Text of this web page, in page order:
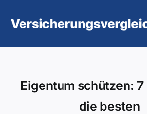
Inhalt
KFZ-Versicherung
Eigentum schützen:
die besten